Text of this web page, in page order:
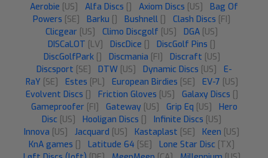
Aerobie [US] Alfa Discs [] Axiom Discs [US]
Bag Of
Powers [SE] Barku [] Bushnell [] Clash Discs [FI]
Clicgear [US] Climo Discgolf [US] DGA [US]
DISCaLOT [LV] DiscDice [] DiscGolf Pins []
DiscGolfPark [] Discmania [FI] Discraft [US]
Discsport [SE] DTW [US] Dynamic Discs [US]
E-
RaY [SE] Estes [PL] European Birdies [SE] EV-7 [US]
Evolvent Discs [] Friction Gloves [US] Galaxy Discs []
Gameproofer [FI] Gateway [US] Grip Eq [US]
Hero
Disc [US] Hooligan Discs [] Infinite Discs [US]
Innova [US] Jacquard [US] Kastaplast [SE] Keen [US]
KnA games [] Latitude 64 [SE] Lone Star Disc [TX]